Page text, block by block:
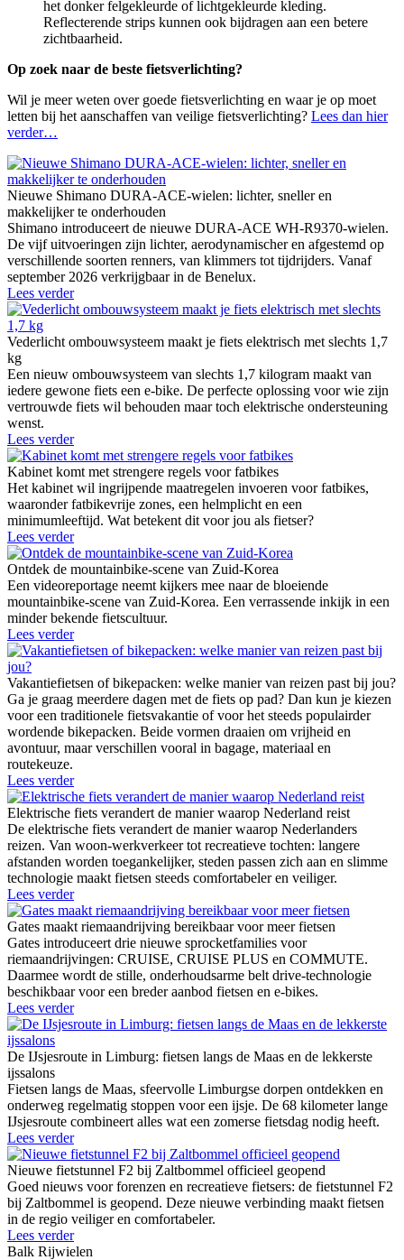
het donker felgekleurde of lichtgekleurde kleding.
Reflecterende strips kunnen ook bijdragen aan een betere
zichtbaarheid.
Op zoek naar de beste fietsverlichting?
Wil je meer weten over goede fietsverlichting en waar je op moet
letten bij het aanschaffen van veilige fietsverlichting? Lees dan hier
verder…
Nieuwe Shimano DURA-ACE-wielen: lichter, sneller en
makkelijker te onderhouden
Shimano introduceert de nieuwe DURA-ACE WH-R9370-wielen.
De vijf uitvoeringen zijn lichter, aerodynamischer en afgestemd op
verschillende soorten renners, van klimmers tot tijdrijders. Vanaf
september 2026 verkrijgbaar in de Benelux.
Lees verder
Vederlicht ombouwsysteem maakt je fiets elektrisch met slechts 1,7
kg
Een nieuw ombouwsysteem van slechts 1,7 kilogram maakt van
iedere gewone fiets een e-bike. De perfecte oplossing voor wie zijn
vertrouwde fiets wil behouden maar toch elektrische ondersteuning
wenst.
Lees verder
Kabinet komt met strengere regels voor fatbikes
Het kabinet wil ingrijpende maatregelen invoeren voor fatbikes,
waaronder fatbikevrije zones, een helmplicht en een
minimumleeftijd. Wat betekent dit voor jou als fietser?
Lees verder
Ontdek de mountainbike-scene van Zuid-Korea
Een videoreportage neemt kijkers mee naar de bloeiende
mountainbike-scene van Zuid-Korea. Een verrassende inkijk in een
minder bekende fietscultuur.
Lees verder
Vakantiefietsen of bikepacken: welke manier van reizen past bij jou?
Ga je graag meerdere dagen met de fiets op pad? Dan kun je kiezen
voor een traditionele fietsvakantie of voor het steeds populairder
wordende bikepacken. Beide vormen draaien om vrijheid en
avontuur, maar verschillen vooral in bagage, materiaal en
routekeuze.
Lees verder
Elektrische fiets verandert de manier waarop Nederland reist
De elektrische fiets verandert de manier waarop Nederlanders
reizen. Van woon-werkverkeer tot recreatieve tochten: langere
afstanden worden toegankelijker, steden passen zich aan en slimme
technologie maakt fietsen steeds comfortabeler en veiliger.
Lees verder
Gates maakt riemaandrijving bereikbaar voor meer fietsen
Gates introduceert drie nieuwe sprocketfamilies voor
riemaandrijvingen: CRUISE, CRUISE PLUS en COMMUTE.
Daarmee wordt de stille, onderhoudsarme belt drive-technologie
beschikbaar voor een breder aanbod fietsen en e-bikes.
Lees verder
De IJsjesroute in Limburg: fietsen langs de Maas en de lekkerste
ijssalons
Fietsen langs de Maas, sfeervolle Limburgse dorpen ontdekken en
onderweg regelmatig stoppen voor een ijsje. De 68 kilometer lange
IJsjesroute combineert alles wat een zomerse fietsdag nodig heeft.
Lees verder
Nieuwe fietstunnel F2 bij Zaltbommel officieel geopend
Goed nieuws voor forenzen en recreatieve fietsers: de fietstunnel F2
bij Zaltbommel is geopend. Deze nieuwe verbinding maakt fietsen
in de regio veiliger en comfortabeler.
Lees verder
Balk Rijwielen